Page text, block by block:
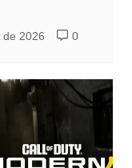
de 2026 0